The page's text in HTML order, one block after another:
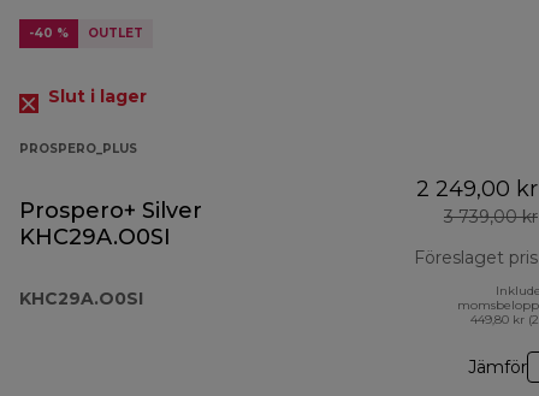
-40 % OUTLET
Slut i lager
PROSPERO_PLUS
Prospero+ Silver
KHC29A.O0SI
KHC29A.O0SI
2 249,00 kr
3 739,00 kr
Föreslaget pris
449,80 kr
Jämför